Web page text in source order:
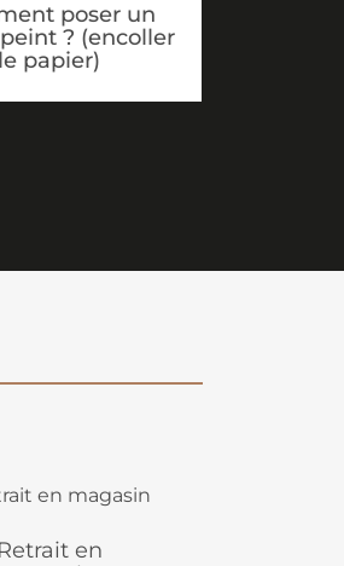
poser un
? (encoller
le papier)
Retrait en